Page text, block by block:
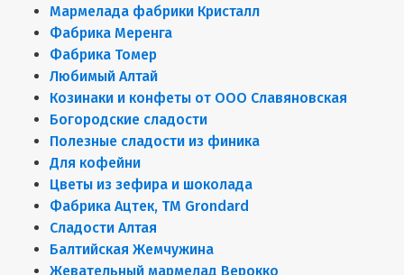
Мармелада фабрики Кристалл
Фабрика Меренга
Фабрика Томер
Любимый Алтай
Козинаки и конфеты от ООО Славяновская
Богородские сладости
Полезные сладости из финика
Для кофейни
Цветы из зефира и шоколада
Фабрика Ацтек, ТМ Grondard
Сладости Алтая
Балтийская Жемчужина
Жевательный мармелад Верокко